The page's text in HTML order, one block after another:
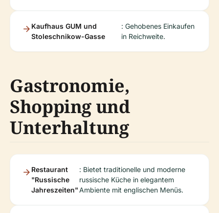
Kaufhaus GUM und
Stoleschnikow-Gasse
: Gehobenes Einkaufen
in Reichweite.
Gastronomie,
Shopping und
Unterhaltung
Restaurant
"Russische
Jahreszeiten"
: Bietet traditionelle und moderne
russische Küche in elegantem
Ambiente mit englischen Menüs.